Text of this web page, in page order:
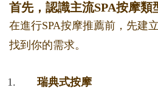
首先，認識主流SPA按摩類
在進行SPA按摩推薦前，先建
找到你的需求。
瑞典式按摩